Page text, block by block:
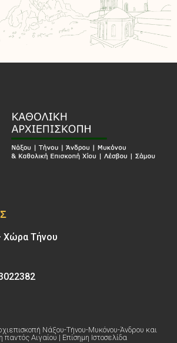
Χώρα Τήνου
Νάξου-Τήνου-Μυκόνου-Άνδρου και
Αιγαίου | Επίσημη Ιστοσελίδα